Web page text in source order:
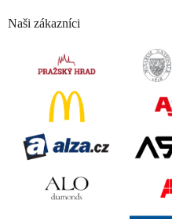
Naši zákazníci